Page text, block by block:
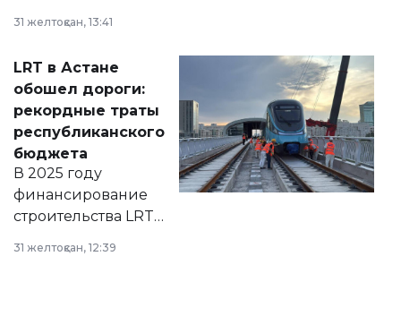
2028 годы.
документ
появился в базе
нормативных
правовых актов и
на сайте маслихат
города.
31 желтоқсан, 13:41
LRT в Астане
обошел дороги:
рекордные траты
республиканского
бюджета
В 2025 году
финансирование
строительства LRT
республиканского
31 желтоқсан, 12:39